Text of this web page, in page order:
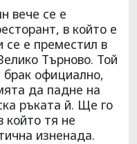
вече се е
в който е
се е преместил в
Търново. Той
официално,
да падне на
ръката й. Ще го
който тя не
изненада.